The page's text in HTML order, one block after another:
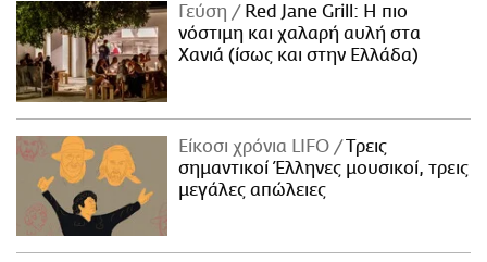
Γεύση
Red Jane Grill: Η πιο
νόστιμη και χαλαρή αυλή στα
Χανιά (ίσως και στην Ελλάδα)
Είκοσι χρόνια LIFO
Tρεις
σημαντικοί Έλληνες μουσικοί, τρεις
μεγάλες απώλειες